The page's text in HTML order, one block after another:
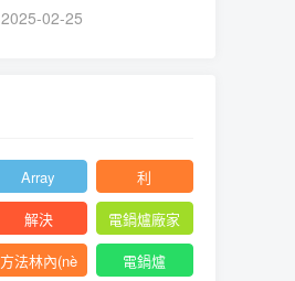
2025-02-25
Array
利
解決
電鍋爐廠家
方法林內(nè
電鍋爐